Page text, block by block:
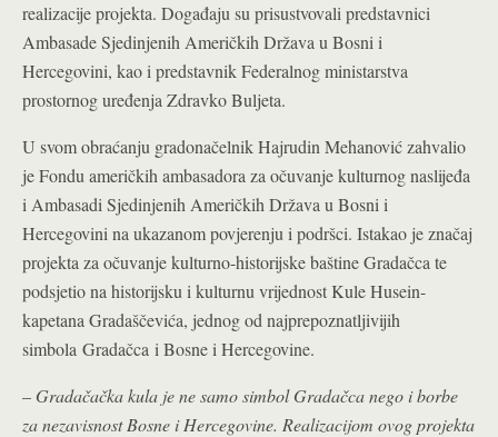
realizacije projekta. Događaju su prisustvovali predstavnici
Ambasade Sjedinjenih Američkih Država u Bosni i
Hercegovini, kao i predstavnik Federalnog ministarstva
prostornog uređenja Zdravko Buljeta.
U svom obraćanju gradonačelnik Hajrudin Mehanović zahvalio
je Fondu američkih ambasadora za očuvanje kulturnog naslijeđa
i Ambasadi Sjedinjenih Američkih Država u Bosni i
Hercegovini na ukazanom povjerenju i podršci. Istakao je značaj
projekta za očuvanje kulturno-historijske baštine Gradačca te
podsjetio na historijsku i kulturnu vrijednost Kule Husein-
kapetana Gradaščevića, jednog od najprepoznatljivijih
simbola Gradačca i Bosne i Hercegovine.
– Gradačačka kula je ne samo simbol Gradačca nego i borbe
za nezavisnost Bosne i Hercegovine. Realizacijom ovog projekta